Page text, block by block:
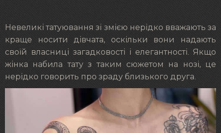
Невеликі татуювання зі змією нерідко вважають за
краще носити дівчата, оскільки вони надають
своїй власниці загадковості і елегантності. Якщо
жінка набила тату з таким сюжетом на нозі, це
нерідко говорить про зраду близького друга.